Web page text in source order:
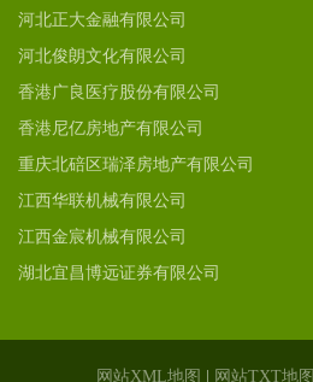
河北正大金融有限公司
河北俊朗文化有限公司
香港广良医疗股份有限公司
香港尼亿房地产有限公司
重庆北碚区瑞泽房地产有限公司
江西华联机械有限公司
江西金宸机械有限公司
湖北宜昌博远证券有限公司
网站XML地图 网站TXT地图